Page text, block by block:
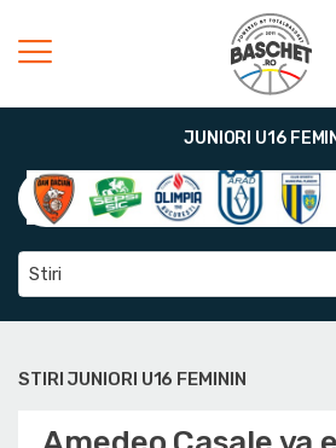
JUNIORI U16
Stiri
STIRI JUNIORI U16 FEMININ